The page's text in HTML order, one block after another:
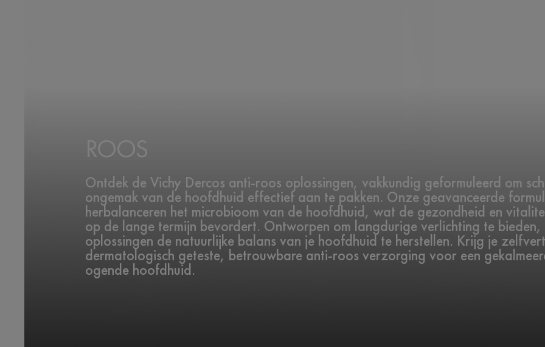
ROOS
Ontdek de Vichy Dercos anti-roos oplossingen, vakkundig geformuleerd om
ongemak van de hoofdhuid effectief aan te pakken. Onze geavanceerde
herbalanceren het microbioom van de hoofdhuid, wat de gezondheid en
op de lange termijn bevordert. Ontworpen om langdurige verlichting te bieden,
oplossingen de natuurlijke balans van je hoofdhuid te herstellen. Krijg je
dermatologisch geteste, betrouwbare anti-roos verzorging voor een
ogende hoofdhuid.